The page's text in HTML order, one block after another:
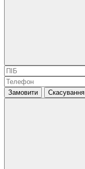
Замовити Скасування